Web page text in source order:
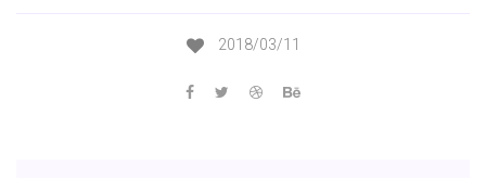
2018/03/11